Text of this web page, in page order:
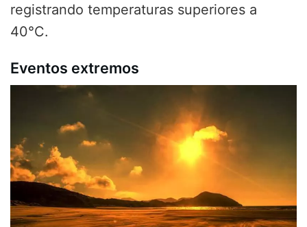
registrando temperaturas superiores a
40°C.
Eventos extremos